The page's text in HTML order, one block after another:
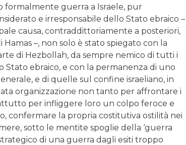
formalmente guerra a Israele, pur
e irresponsabile dello Stato ebraico –
causa, contraddittoriamente a posteriori,
–, non solo è stato spiegato con la
di Hezbollah, da sempre nemico di tutti i
Stato ebraico, e con la permanenza di uno
e di quelle sul confine israeliano, in
organizzazione non tanto per affrontare i
per infliggere loro un colpo feroce e
confermare la propria costitutiva ostilità nei
sotto le mentite spoglie della ‘guerra
di una guerra dagli esiti troppo